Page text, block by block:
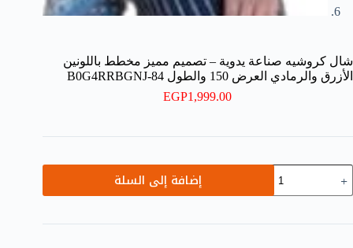
شال كروشيه صناعة يدوية – تصميم مميز مخطط باللونين
الأزرق والرمادي العرض 150 والطول 84-B0G4RRBGNJ
EGP1,999.00
شال
كروشيه
يدوية
إضافة إلى السلة